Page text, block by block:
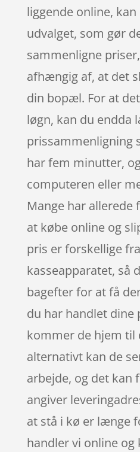
liggende online, kan
udvalget, som gør
sammenligne
afhængig af, at det
din bopæl. For at
løgn, kan du endda
prissammenligning
har fem minutter,
computeren eller
Mange har
at købe online og
pris er forskellige
kasseapparatet, så
bagefter for at få
du har handlet dine
kommer de hjem til
alternativt kan de
arbejde, og det kan
angiver
at stå i kø er længe
handler vi online og